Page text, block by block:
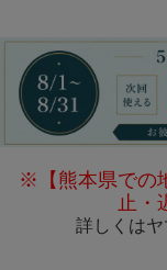
※【熊本県での
止・
詳しくは